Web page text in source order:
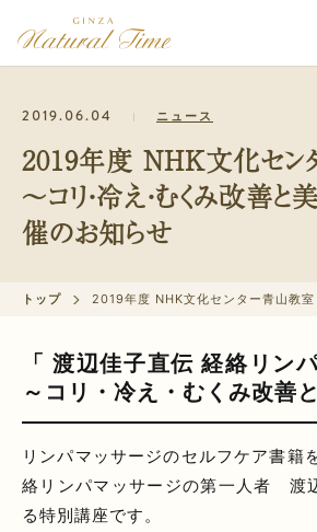
2019.06.04 ニュース
2019年度 NHK文化セン
～コリ・冷え・むくみ改善
催のお知らせ
トップ 2019年度 NHK文化センター青山教
「 渡辺佳子直伝 経絡リン
～コリ・冷え・むくみ改善
リンパマッサージのセルフケア書籍
絡リンパマッサージの第一人者 渡
る特別講座です。